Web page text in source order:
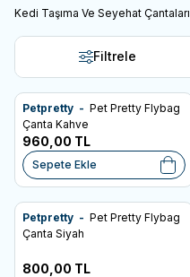
Kedi Taşıma Ve Seyehat Çantaları
Filtrele
Favorilere Ekle
Petpretty - Pet Pretty Flybag
Çanta Kahve
960,00 TL
Sepete Ekle
Favorilere Ekle
Petpretty - Pet Pretty Flybag
Çanta Siyah
800,00 TL